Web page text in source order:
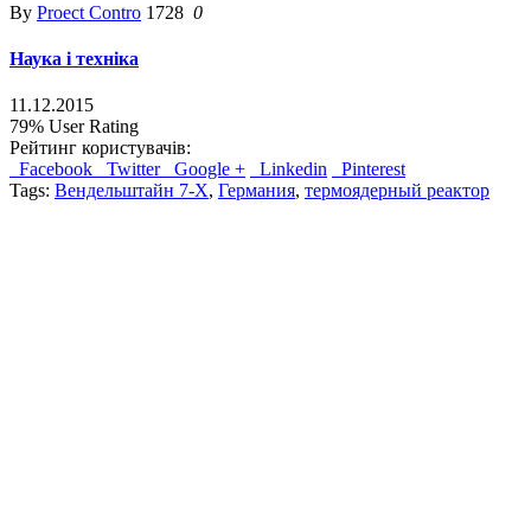
By Proect Contro 1728 0
Наука і техніка
11.12.2015
79% User Rating
Рейтинг користувачів:
Facebook
Twitter Google + Linkedin
Pinterest
Tags: Вендельштайн 7-Х, Германия, термоядерный реактор